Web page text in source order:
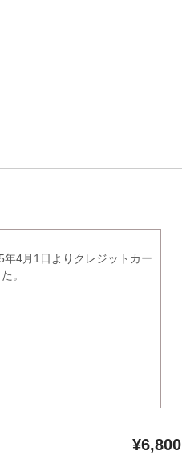
4月1日よりクレジットカー
。
¥6,800